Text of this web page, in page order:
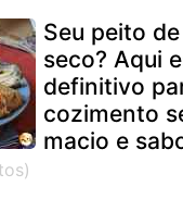
Seu peito
seco? Aqui
definitivo
cozimento
macio e